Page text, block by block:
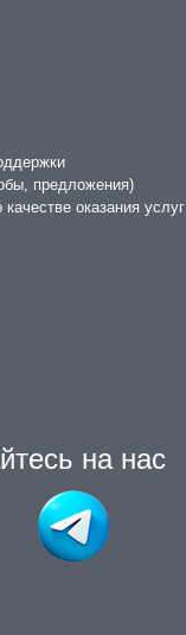
предложения)
оказания услуг
на нас